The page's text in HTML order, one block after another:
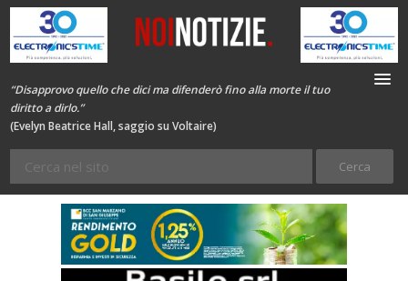
“Disapprovo quello che dici ma difenderò fino alla morte il tuo
diritto a dirlo.”
(Evelyn Beatrice Hall, saggio su Voltaire)